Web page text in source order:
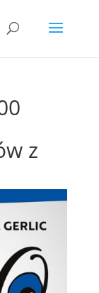
z